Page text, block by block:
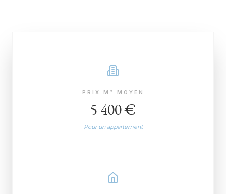
PRIX M² MOYEN
5 400 €
Pour un appartement